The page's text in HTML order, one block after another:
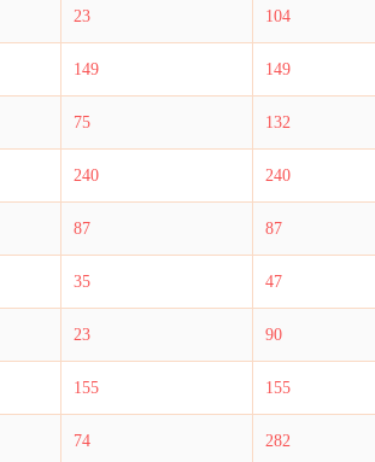
23 104
149 149
75 132
240 240
87 87
35 47
23 90
155 155
74 282